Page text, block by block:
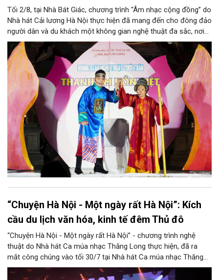
Tối 2/8, tại Nhà Bát Giác, chương trình “Âm nhạc cộng đồng” do
Nhà hát Cải lương Hà Nội thực hiện đã mang đến cho đông đảo
người dân và du khách một không gian nghệ thuật đa sắc, nơi
những làn điệu cải lương, ca cổ, tân cổ và các tiết mục múa
hòa quyện trong không gian của phố đi bộ hồ Hoàn Kiếm. Đặc
biệt, chương trình có sự giao lưu của các nghệ sĩ đến từ
phương Nam, góp phần tạo nên cuộc gặp gỡ nghệ thuật giàu
cảm xúc.
“Chuyện Hà Nội - Một ngày rất Hà Nội”: Kích
cầu du lịch văn hóa, kinh tế đêm Thủ đô
“Chuyện Hà Nội - Một ngày rất Hà Nội” - chương trình nghệ
thuật do Nhà hát Ca múa nhạc Thăng Long thực hiện, đã ra
mắt công chúng vào tối 30/7 tại Nhà hát Ca múa nhạc Thăng
Long (số 31 - 33 phố Lương Văn Can, phường Hoàn Kiếm).